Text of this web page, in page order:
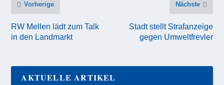
Vorherige
RW Mellen lädt zum Talk
in den Landmarkt
Nächste
Stadt stellt Strafanzeige
gegen Umweltfrevler
AKTUELLE ARTIKEL